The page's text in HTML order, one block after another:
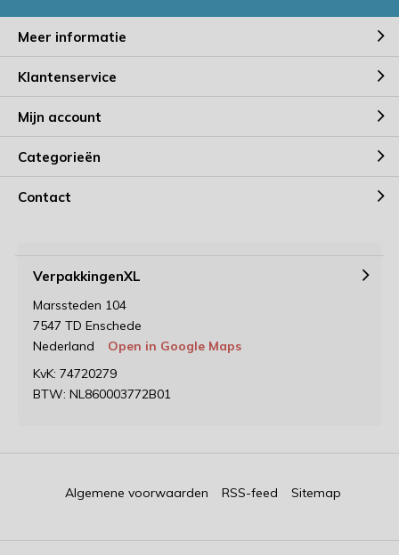
Meer informatie
Klantenservice
Mijn account
Categorieën
Contact
VerpakkingenXL
Marssteden 104
7547 TD Enschede
Nederland
Open in Google Maps
KvK: 74720279
BTW: NL860003772B01
Algemene voorwaarden RSS-feed Sitemap